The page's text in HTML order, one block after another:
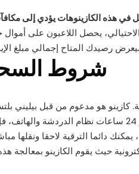
في هذه الكازينوهات يؤدي إلى
يحصل اللاعبون على
شروط السحب
كازينو هو مدعوم من قبل بيليني
للخصوصية والأمن, إذا كان لديك أي مشكلة أو مشكلة تتعلق كازينو بيليني الموظفين المهرة
دائما الترقية لاحقا ونقلها